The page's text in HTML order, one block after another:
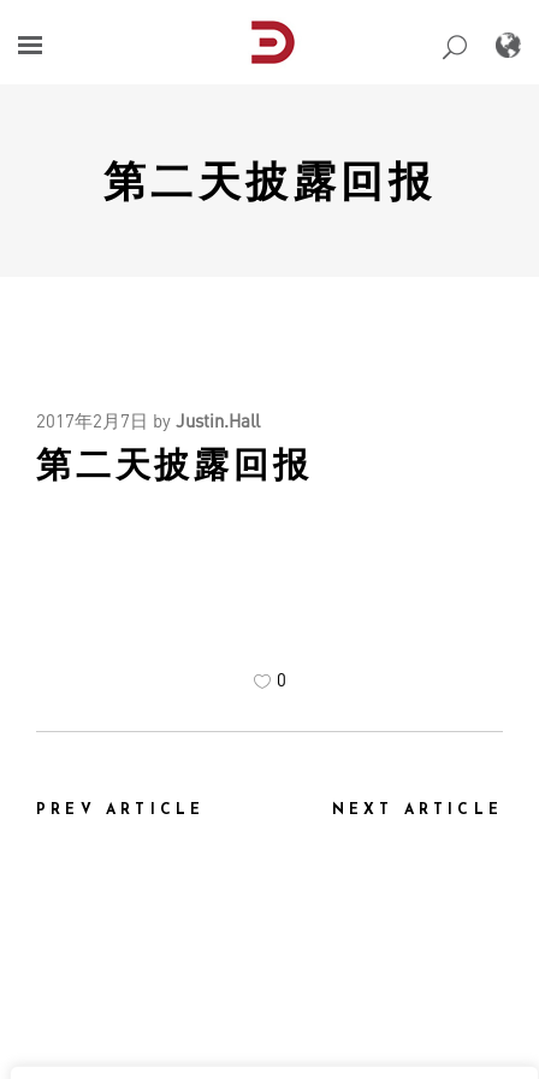
content
第二天披露回报
2017年2月7日 by Justin.Hall
第二天披露回报
0
PREV ARTICLE NEXT ARTICLE